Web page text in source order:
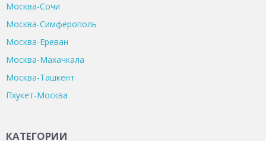
Москва-Сочи
Москва-Симферополь
Москва-Ереван
Москва-Махачкала
Москва-Ташкент
Пхукет-Москва
КАТЕГОРИИ